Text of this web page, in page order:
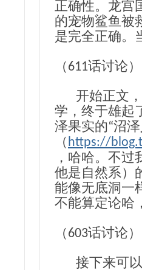
正确性。龙宫
的宠物鲨鱼被
是完全正确。
（611话讨论）
开始正文，
学，终于雄起
泽果实的“沼
（ https://
，哈哈。不
他是自然系）
能像无底洞一
不能算定论哈
（603话讨论）
接下来可以